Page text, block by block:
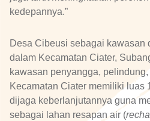
kedepannya.”
Desa Cibeusi sebagai kawasan
dalam Kecamatan Ciater,
kawasan penyangga,
Kecamatan Ciater memiliki luas
dijaga keberlanjutannya guna
sebagai lahan resapan air (